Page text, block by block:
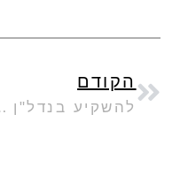
הקודם
להשקיע בנדל"ן של קפריסין עם יאיר בושרי (בי גלובל)